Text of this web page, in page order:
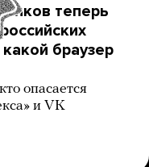
теперь
браузер
опасается
и VK